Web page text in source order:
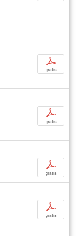
p
gratis
p
gratis
p
gratis
p
gratis